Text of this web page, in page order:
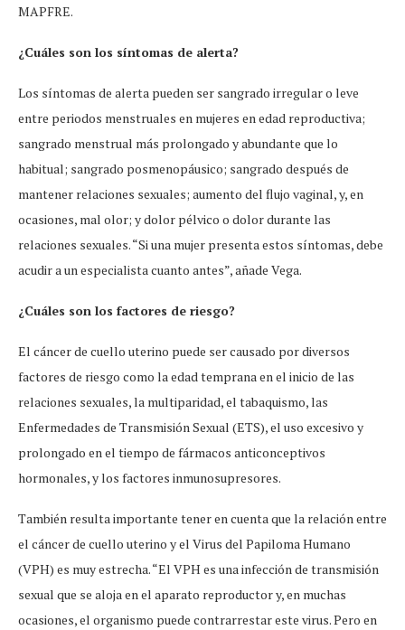
MAPFRE.
¿Cuáles son los síntomas de alerta?
Los síntomas de alerta pueden ser sangrado irregular o leve
entre periodos menstruales en mujeres en edad reproductiva;
sangrado menstrual más prolongado y abundante que lo
habitual; sangrado posmenopáusico; sangrado después de
mantener relaciones sexuales; aumento del flujo vaginal, y, en
ocasiones, mal olor; y dolor pélvico o dolor durante las
relaciones sexuales. “Si una mujer presenta estos síntomas, debe
acudir a un especialista cuanto antes”, añade Vega.
¿Cuáles son los factores de riesgo?
El cáncer de cuello uterino puede ser causado por diversos
factores de riesgo como la edad temprana en el inicio de las
relaciones sexuales, la multiparidad, el tabaquismo, las
Enfermedades de Transmisión Sexual (ETS), el uso excesivo y
prolongado en el tiempo de fármacos anticonceptivos
hormonales, y los factores inmunosupresores.
También resulta importante tener en cuenta que la relación entre
el cáncer de cuello uterino y el Virus del Papiloma Humano
(VPH) es muy estrecha. “El VPH es una infección de transmisión
sexual que se aloja en el aparato reproductor y, en muchas
ocasiones, el organismo puede contrarrestar este virus. Pero en